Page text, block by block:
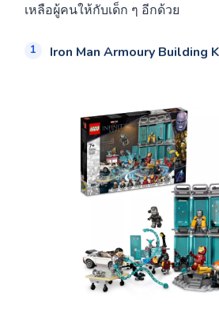
เหลือผู้คนให้กับเด็ก ๆ อีกด้วย
Iron Man Armoury Building